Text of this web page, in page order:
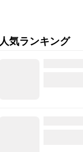
人気ランキング